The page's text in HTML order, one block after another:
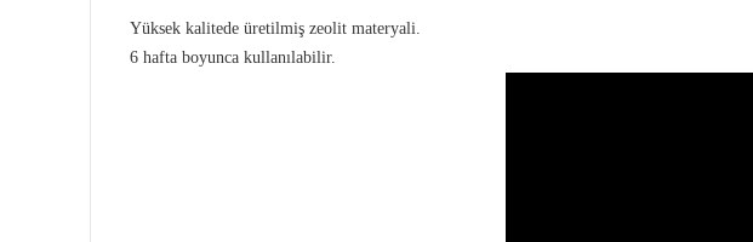
Yüksek kalitede üretilmiş zeolit materyali.
6 hafta boyunca kullanılabilir.